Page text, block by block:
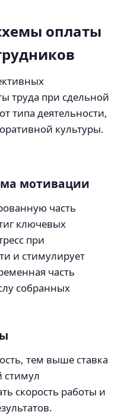
оплаты
труда при сдельной
типа деятельности,
культуры.
мотивации
часть
ключевых
при
и стимулирует
часть
собранных
тем выше ставка
стимул
скорость работы и